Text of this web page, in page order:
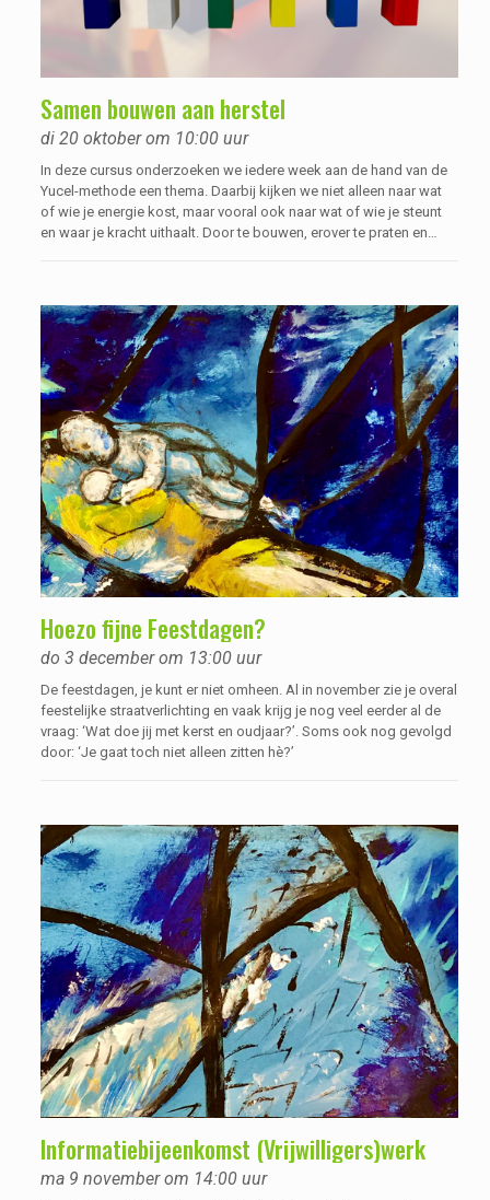
Samen bouwen aan herstel
di 20 oktober om 10:00 uur
In deze cursus onderzoeken we iedere week aan de hand van de
Yucel-methode een thema. Daarbij kijken we niet alleen naar wat
of wie je energie kost, maar vooral ook naar wat of wie je steunt
en waar je kracht uithaalt. Door te bouwen, erover te praten en
regie zoekt naar wat voor jou werkt.
Hoezo fijne Feestdagen?
do 3 december om 13:00 uur
De feestdagen, je kunt er niet omheen. Al in november zie je overal
feestelijke straatverlichting en vaak krijg je nog veel eerder al de
vraag: ‘Wat doe jij met kerst en oudjaar?’. Soms ook nog gevolgd
door: ‘Je gaat toch niet alleen zitten hè?’
Informatiebijeenkomst (Vrijwilligers)werk
ma 9 november om 14:00 uur